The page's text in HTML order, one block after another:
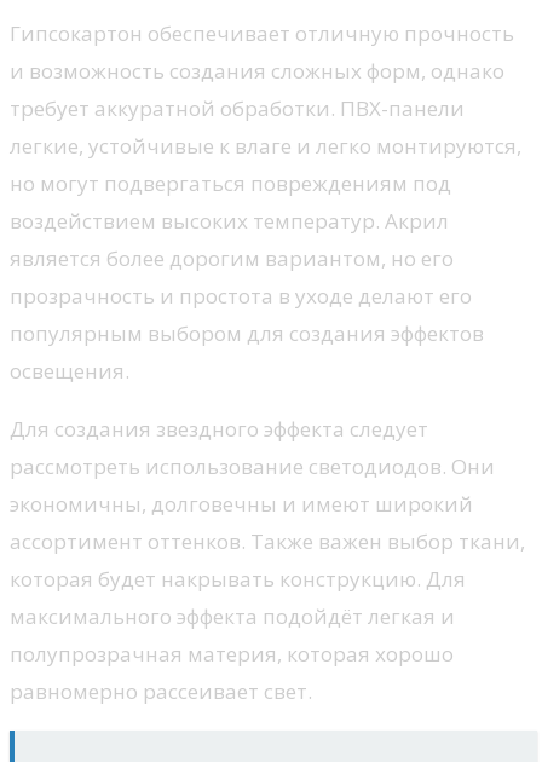
Гипсокартон обеспечивает отличную прочность
и возможность создания сложных форм, однако
требует аккуратной обработки. ПВХ-панели
легкие, устойчивые к влаге и легко монтируются,
но могут подвергаться повреждениям под
воздействием высоких температур. Акрил
является более дорогим вариантом, но его
прозрачность и простота в уходе делают его
популярным выбором для создания эффектов
освещения.
Для создания звездного эффекта следует
рассмотреть использование светодиодов. Они
экономичны, долговечны и имеют широкий
ассортимент оттенков. Также важен выбор ткани,
которая будет накрывать конструкцию. Для
максимального эффекта подойдёт легкая и
полупрозрачная материя, которая хорошо
равномерно рассеивает свет.